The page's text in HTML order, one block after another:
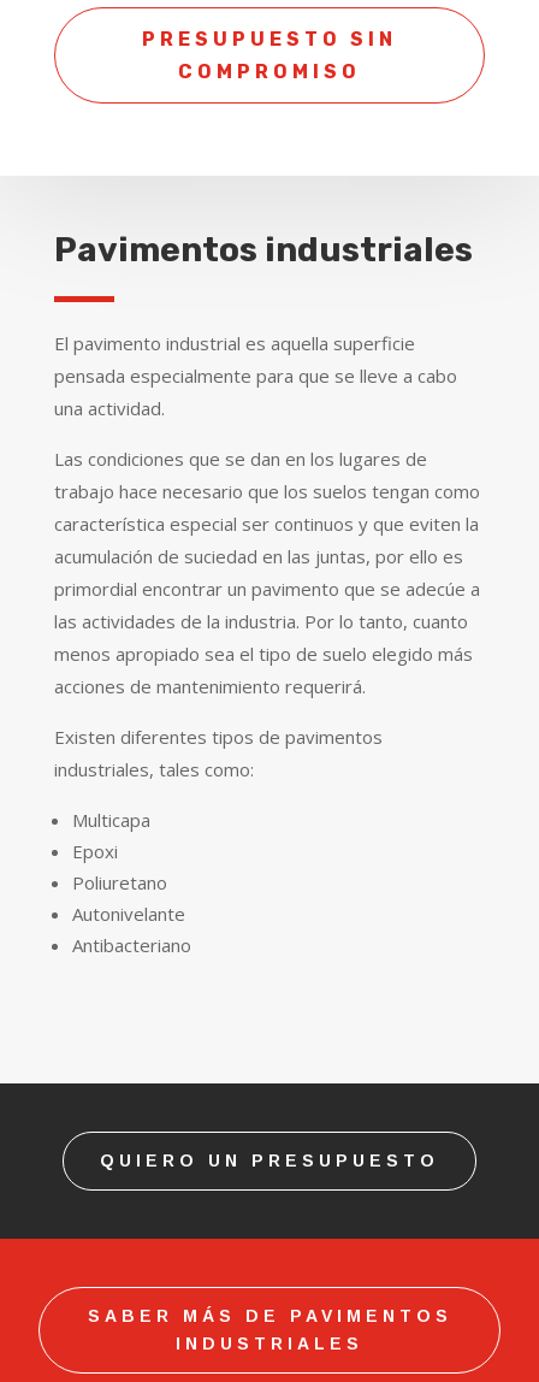
PRESUPUESTO SIN
COMPROMISO
Pavimentos industriales
El pavimento industrial es aquella superficie
pensada especialmente para que se lleve a cabo
una actividad.
Las condiciones que se dan en los lugares de
trabajo hace necesario que los suelos tengan como
característica especial ser continuos y que eviten la
acumulación de suciedad en las juntas, por ello es
primordial encontrar un pavimento que se adecúe a
las actividades de la industria. Por lo tanto, cuanto
menos apropiado sea el tipo de suelo elegido más
acciones de mantenimiento requerirá.
Existen diferentes tipos de pavimentos
industriales, tales como:
Multicapa
Epoxi
Poliuretano
Autonivelante
Antibacteriano
QUIERO UN PRESUPUESTO
SABER MÁS DE PAVIMENTOS
INDUSTRIALES